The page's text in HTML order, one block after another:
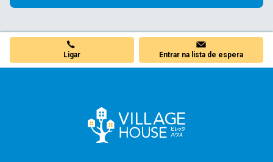
Ligar Entrar na lista de espera